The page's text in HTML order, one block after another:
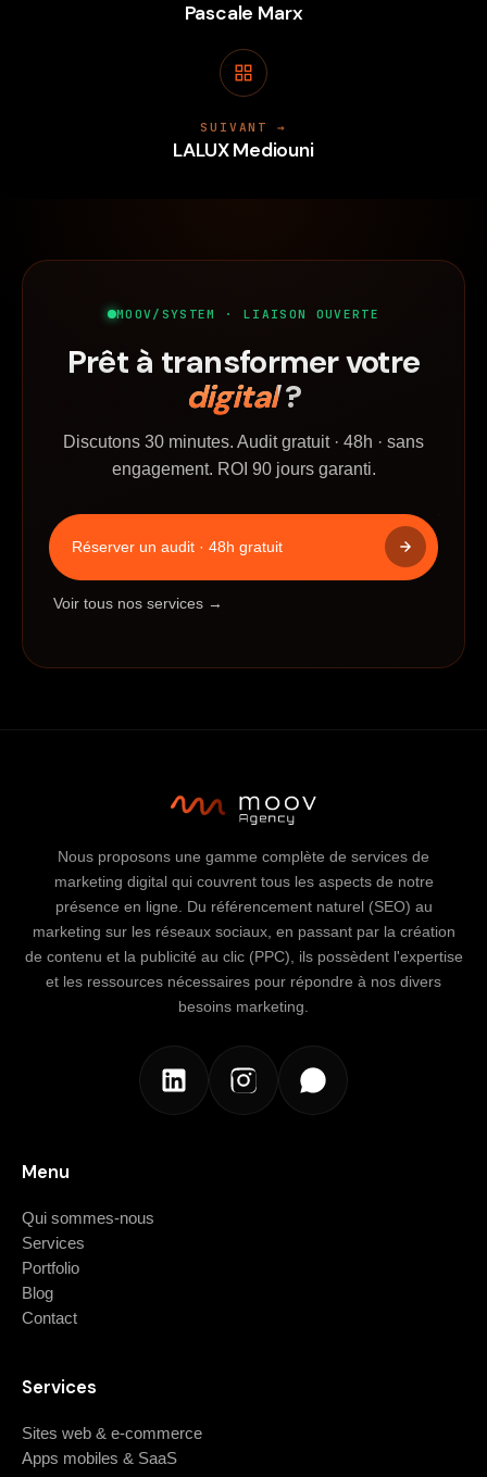
Pascale Marx
SUIVANT →
LALUX Mediouni
MOOV/SYSTEM · LIAISON OUVERTE
Prêt à transformer votre
digital?
Discutons 30 minutes. Audit gratuit · 48h · sans
engagement. ROI 90 jours garanti.
Réserver un audit · 48h gratuit
Voir tous nos services →
Nous proposons une gamme complète de services de
marketing digital qui couvrent tous les aspects de notre
présence en ligne. Du référencement naturel (SEO) au
marketing sur les réseaux sociaux, en passant par la création
de contenu et la publicité au clic (PPC), ils possèdent l'expertise
et les ressources nécessaires pour répondre à nos divers
besoins marketing.
Menu
Qui sommes-nous
Services
Portfolio
Blog
Contact
Services
Sites web & e-commerce
Apps mobiles & SaaS